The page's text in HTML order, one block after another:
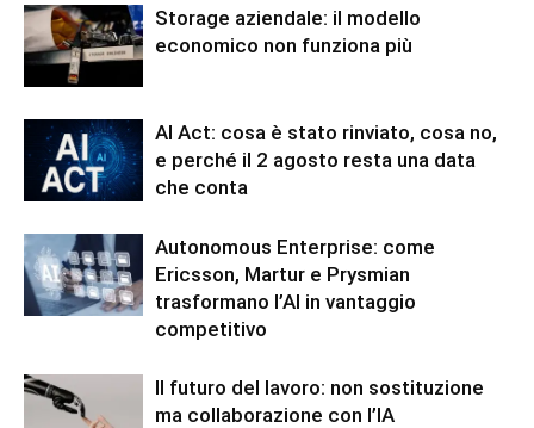
Storage aziendale: il modello
economico non funziona più
AI Act: cosa è stato rinviato, cosa no,
e perché il 2 agosto resta una data
che conta
Autonomous Enterprise: come
Ericsson, Martur e Prysmian
trasformano l’AI in vantaggio
competitivo
Il futuro del lavoro: non sostituzione
ma collaborazione con l’IA